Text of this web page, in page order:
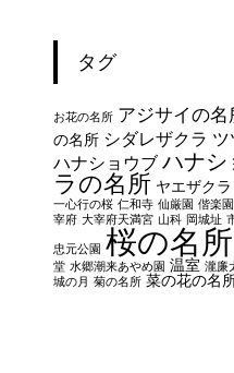
タグ
お花の名所 アジサイの名
の名所 シダレザクラ ツ
ハナショウブ ハナシ
ラの名所 ヤエザクラ
一心行の桜 仁和寺 仙厳園 偕楽園
宰府 大宰府天満宮 山科 岡城址
忠元公園 桜の名所
堂 水郷潮来あやめ園 温室 瀧廉
城の月 菊の名所 菜の花の名